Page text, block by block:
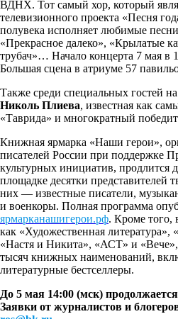
ВДНХ. Тот самый хор, который
телевизионного проекта «Песня
полувека исполняет любимые
«Прекрасное далеко», «Крылатые
трубач»… Начало концерта 7 мая в
Большая сцена в атриуме 57
Также среди специальных гостей
Николь Плиева, известная как
«Таврида» и многократный
Книжная ярмарка «Наши герои»,
писателей России при поддержке
культурных инициатив, продлится
площадке десятки представителей
них — известные писатели,
и военкоры. Полная программа
ярмарканашигерои.рф. Кроме того,
как «Художественная
«Настя и Никита», «АСТ» и «Вече»,
тысяч книжных наименований,
литературные бестселлеры.
До 5 мая 14:00 (мск) продолжается
Заявки от журналистов и